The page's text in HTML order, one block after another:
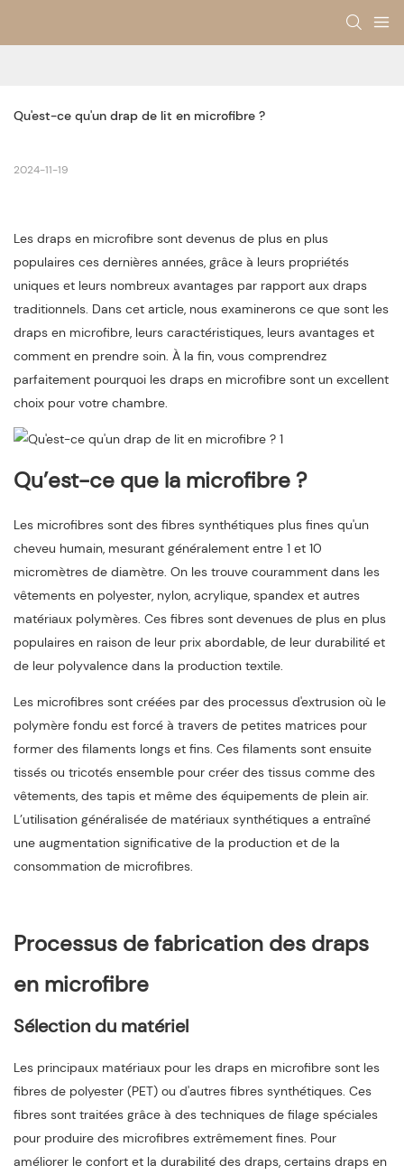
Qu'est-ce qu'un drap de lit en microfibre ?
2024-11-19
Les draps en microfibre sont devenus de plus en plus
populaires ces dernières années, grâce à leurs propriétés
uniques et leurs nombreux avantages par rapport aux draps
traditionnels. Dans cet article, nous examinerons ce que sont les
draps en microfibre, leurs caractéristiques, leurs avantages et
comment en prendre soin. À la fin, vous comprendrez
parfaitement pourquoi les draps en microfibre sont un excellent
choix pour votre chambre.
Qu’est-ce que la microfibre ?
Les microfibres sont des fibres synthétiques plus fines qu'un
cheveu humain, mesurant généralement entre 1 et 10
micromètres de diamètre. On les trouve couramment dans les
vêtements en polyester, nylon, acrylique, spandex et autres
matériaux polymères. Ces fibres sont devenues de plus en plus
populaires en raison de leur prix abordable, de leur durabilité et
de leur polyvalence dans la production textile.
Les microfibres sont créées par des processus d'extrusion où le
polymère fondu est forcé à travers de petites matrices pour
former des filaments longs et fins. Ces filaments sont ensuite
tissés ou tricotés ensemble pour créer des tissus comme des
vêtements, des tapis et même des équipements de plein air.
L’utilisation généralisée de matériaux synthétiques a entraîné
une augmentation significative de la production et de la
consommation de microfibres.
Processus de fabrication des draps
en microfibre
Sélection du matériel
Les principaux matériaux pour les draps en microfibre sont les
fibres de polyester (PET) ou d'autres fibres synthétiques. Ces
fibres sont traitées grâce à des techniques de filage spéciales
pour produire des microfibres extrêmement fines. Pour
améliorer le confort et la durabilité des draps, certains draps en